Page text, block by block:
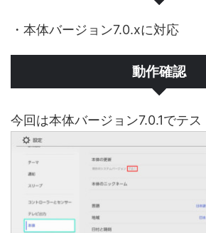
・本体バージョン7.0.xに対応
動作確認
今回は本体バージョン7.0.1でテス